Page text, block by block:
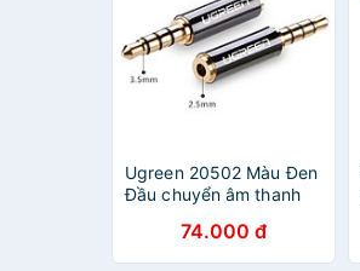
Ugreen 20502 Màu Đen
Đầu chuyển âm thanh
2.5mm âm 20502 Hàng
Chính Hãng
74.000 đ